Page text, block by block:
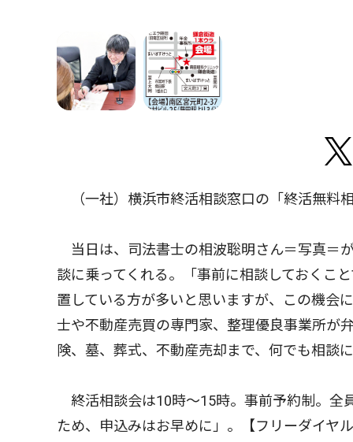
（一社）横浜市終活相談窓口の「終活無料
当日は、司法書士の相波聡明さん＝写真＝
談に乗ってくれる。「事前に相談しておくこ
置している方が多いと思いますが、この機会
士や不動産売買の専⾨家、整理優良事業所が
険、墓、葬式、不動産売却まで、何でも相談
終活相談会は10時〜15時。事前予約制。全
ため、申込みはお早めに」。【フリーダイヤ